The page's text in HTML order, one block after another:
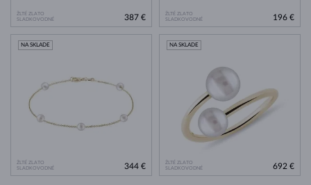
ŽLTÉ ZLATO
SLADKOVODNÉ
387 €
ŽLTÉ ZLATO
SLADKOVODNÉ
196 €
ŽLTÉ ZLATO
SLADKOVODNÉ
NA SKLADE
344 €
ŽLTÉ ZLATO
SLADKOVODNÉ
NA SKLADE
692 €